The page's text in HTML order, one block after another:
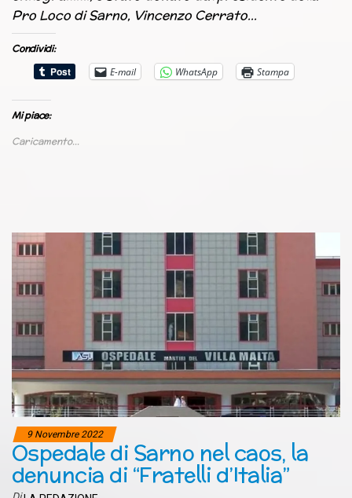
Pro Loco di Sarno, Vincenzo Cerrato…
Condividi:
E-mail
WhatsApp Stampa
Mi piace:
Caricamento...
9 Novembre 2022
Ospedale di Sarno nel caos, la
denuncia di “Fratelli d’Italia”